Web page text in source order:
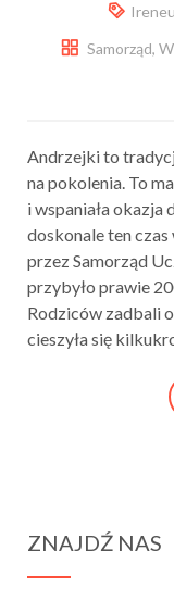
Samorząd,
Andrzejki to
na pokolenia. To
i wspaniała okazja
doskonale ten
przez Samorząd
przybyło prawie
Rodziców zadbali
cieszyła się
ZNAJDŹ NAS